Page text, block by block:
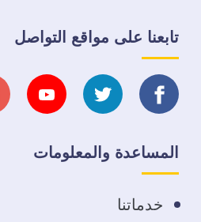
تابعنا على مواقع التواصل
تابعنا
على
فيسبوك
تابعنا
على
تابعنا
المساعدة والمعلومات
خدماتنا